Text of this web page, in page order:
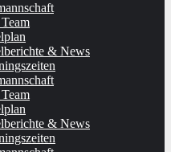
& News
& News